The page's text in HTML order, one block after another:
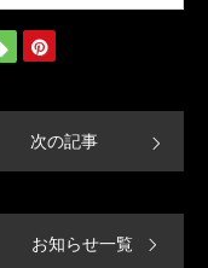
次の記事
お知らせ一覧